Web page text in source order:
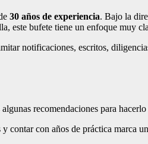
30 años de experiencia. Bajo la
este bufete tiene un enfoque muy
notificaciones, escritos,
recomendaciones para hacerlo
contar con años de práctica marca